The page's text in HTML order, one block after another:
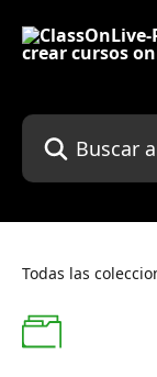
Buscar artículos...
Todas las